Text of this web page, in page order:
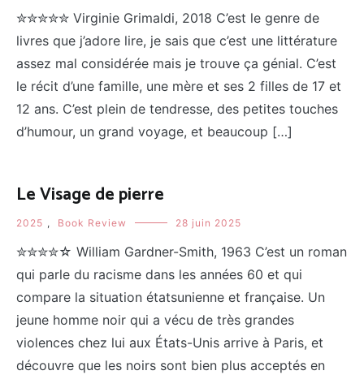
✮✮✮✮✮ Virginie Grimaldi, 2018 C’est le genre de
livres que j’adore lire, je sais que c’est une littérature
assez mal considérée mais je trouve ça génial. C’est
le récit d’une famille, une mère et ses 2 filles de 17 et
12 ans. C’est plein de tendresse, des petites touches
d’humour, un grand voyage, et beaucoup […]
Le Visage de pierre
2025 , Book Review 28 juin 2025
✮✮✮✮☆ William Gardner-Smith, 1963 C’est un roman
qui parle du racisme dans les années 60 et qui
compare la situation étatsunienne et française. Un
jeune homme noir qui a vécu de très grandes
violences chez lui aux États-Unis arrive à Paris, et
découvre que les noirs sont bien plus acceptés en